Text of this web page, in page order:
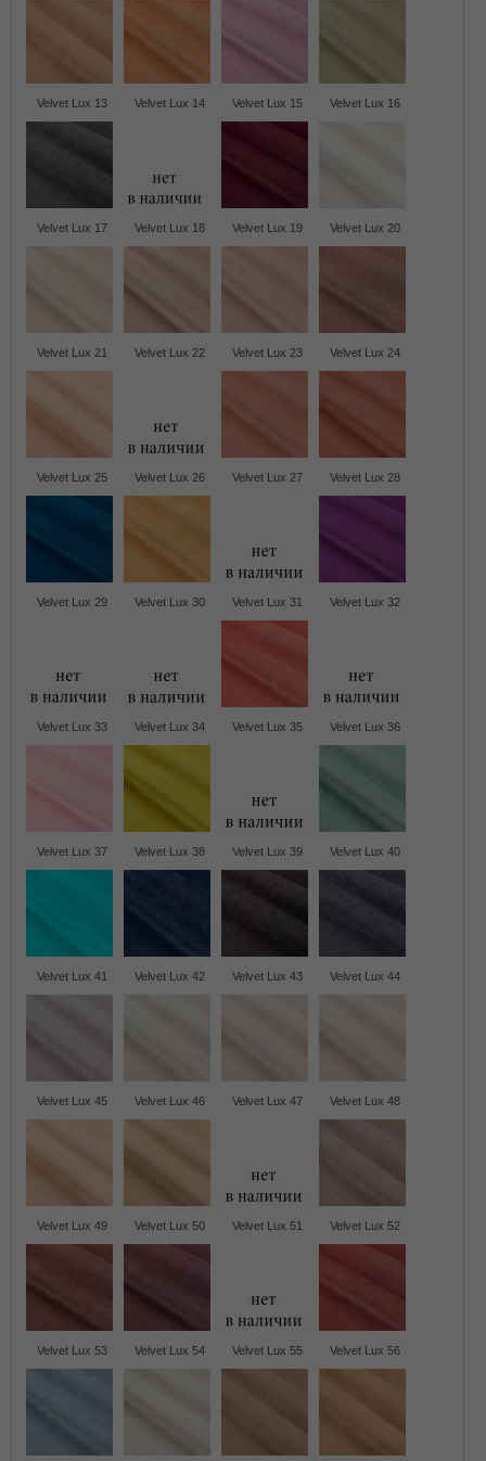
Velvet Lux 13 Velvet Lux 14 Velvet Lux 15 Velvet Lux 16
Velvet Lux 17 Velvet Lux 18 Velvet Lux 19 Velvet Lux 20
Velvet Lux 21 Velvet Lux 22 Velvet Lux 23 Velvet Lux 24
Velvet Lux 25 Velvet Lux 26 Velvet Lux 27 Velvet Lux 28
Velvet Lux 29 Velvet Lux 30 Velvet Lux 31 Velvet Lux 32
Velvet Lux 33 Velvet Lux 34 Velvet Lux 35 Velvet Lux 36
Velvet Lux 37 Velvet Lux 38 Velvet Lux 39 Velvet Lux 40
Velvet Lux 41 Velvet Lux 42 Velvet Lux 43 Velvet Lux 44
Velvet Lux 45 Velvet Lux 46 Velvet Lux 47 Velvet Lux 48
Velvet Lux 49 Velvet Lux 50 Velvet Lux 51 Velvet Lux 52
Velvet Lux 53 Velvet Lux 54 Velvet Lux 55 Velvet Lux 56